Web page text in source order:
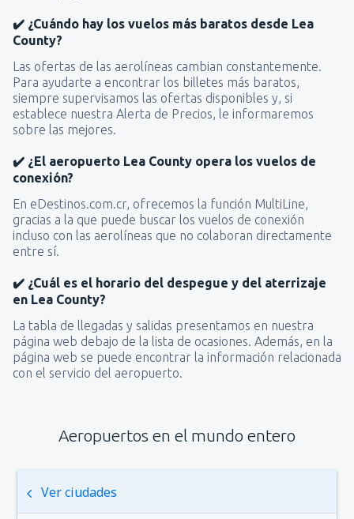
✔️ ¿Cuándo hay los vuelos más baratos desde Lea
County?
Las ofertas de las aerolíneas cambian constantemente.
Para ayudarte a encontrar los billetes más baratos,
siempre supervisamos las ofertas disponibles y, si
establece nuestra Alerta de Precios, le informaremos
sobre las mejores.
✔️ ¿El aeropuerto Lea County opera los vuelos de
conexión?
En eDestinos.com.cr, ofrecemos la función MultiLine,
gracias a la que puede buscar los vuelos de conexión
incluso con las aerolíneas que no colaboran directamente
entre sí.
✔️ ¿Cuál es el horario del despegue y del aterrizaje
en Lea County?
La tabla de llegadas y salidas presentamos en nuestra
página web debajo de la lista de ocasiones. Además, en la
página web se puede encontrar la información relacionada
con el servicio del aeropuerto.
Aeropuertos en el mundo entero
Ver ciudades